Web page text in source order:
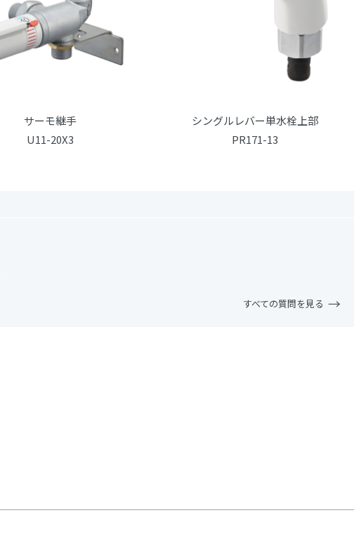
サーモ継手
U11-20X3
シングルレバー単水栓上部
PR171-13
すべての質問を見る